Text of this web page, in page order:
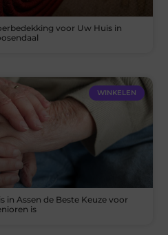
voor Uw Huis in
WINKELEN
in Assen de Beste Keuze voor
is